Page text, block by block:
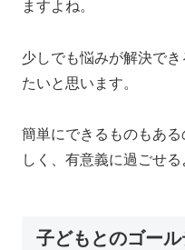
ますよね。
少しでも悩みが解決で
たいと思います。
簡単にできるものもあ
しく、有意義に過ごせ
子どもとのゴー